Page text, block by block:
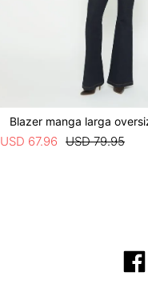
Blazer manga larga
USD 79.95
USD 67.96